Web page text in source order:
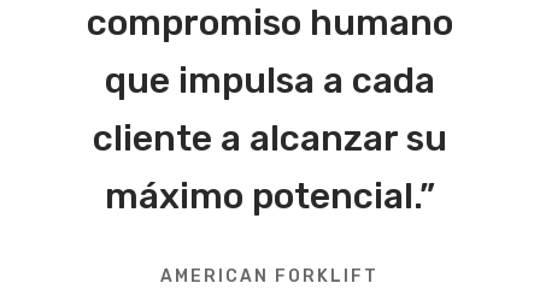
compromiso humano
que impulsa a cada
cliente a alcanzar su
máximo potencial.”
AMERICAN FORKLIFT